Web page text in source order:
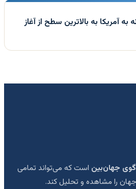
آمریکا به بالاترین سطح از آغاز
گوی جهان‌بین است که می‌تواند تمامی
را مشاهده و تحلیل کند.